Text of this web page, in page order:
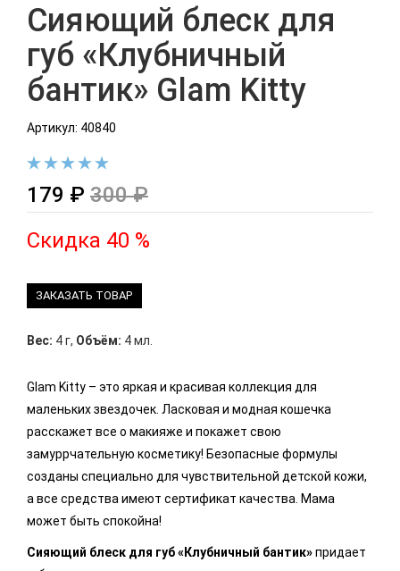
Сияющий блеск для
губ «Клубничный
бантик» Glam Kitty
Артикул: 40840
179 ₽ 300 ₽
Скидка 40 %
ЗАКАЗАТЬ ТОВАР
Вес: 4 г, Объём: 4 мл.
Glam Kitty – это яркая и красивая коллекция для
маленьких звездочек. Ласковая и модная кошечка
расскажет все о макияже и покажет свою
замуррчательную косметику! Безопасные формулы
созданы специально для чувствительной детской кожи,
а все средства имеют сертификат качества. Мама
может быть спокойна!
Сияющий блеск для губ «Клубничный бантик»придает